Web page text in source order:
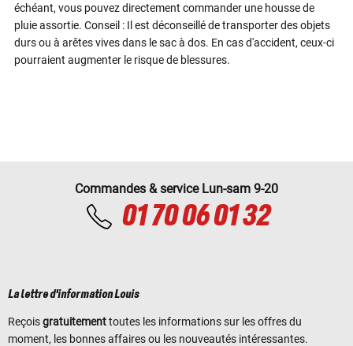
échéant, vous pouvez directement commander une housse de
pluie assortie. Conseil : Il est déconseillé de transporter des objets
durs ou à arêtes vives dans le sac à dos. En cas d'accident, ceux-ci
pourraient augmenter le risque de blessures.
Commandes & service Lun-sam 9-20
01 70 06 01 32
La lettre d'information Louis
Reçoisgratuitementtoutes les informations sur les offres du
moment, les bonnes affaires ou les nouveautés intéressantes.